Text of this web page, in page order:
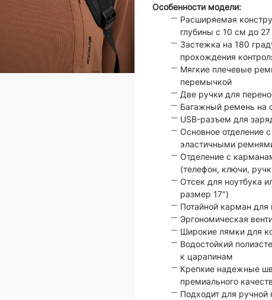
Особенности модели:
Расширяемая
глубины с 10 см до
Застежка на 180
прохождения
Мягкие плечевые
перемычкой
Две ручки для
Багажный ремень на
USB-разъем для
Основное отделение
эластичными
Отделение с
(телефон, ключи,
Отсек для ноутбука
размер 17")
Потайной карман
Эргономическая
Широкие лямки для
Водостойкий
к царапинам
Крепкие надежные
премиального
Подходит для ручной